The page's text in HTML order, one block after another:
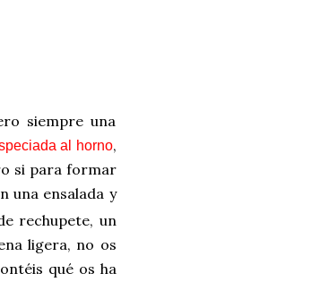
siempre una
al horno,
si para formar
una ensalada y
rechupete, un
ligera, no os
qué os ha